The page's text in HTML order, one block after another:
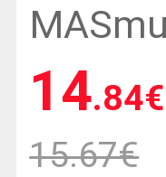
- 90
Smart
14.84€
15.67€